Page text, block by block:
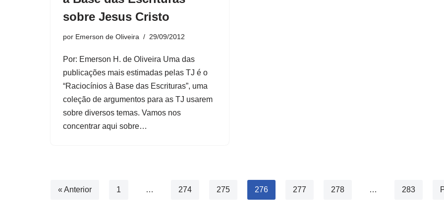
sobre Jesus Cristo
por Emerson de Oliveira 29/09/2012
Por: Emerson H. de Oliveira Uma das
publicações mais estimadas pelas TJ é o
“Raciocínios à Base das Escrituras”, uma
coleção de argumentos para as TJ usarem
sobre diversos temas. Vamos nos
concentrar aqui sobre…
« Anterior 1 … 274 275 276 277 278 … 283